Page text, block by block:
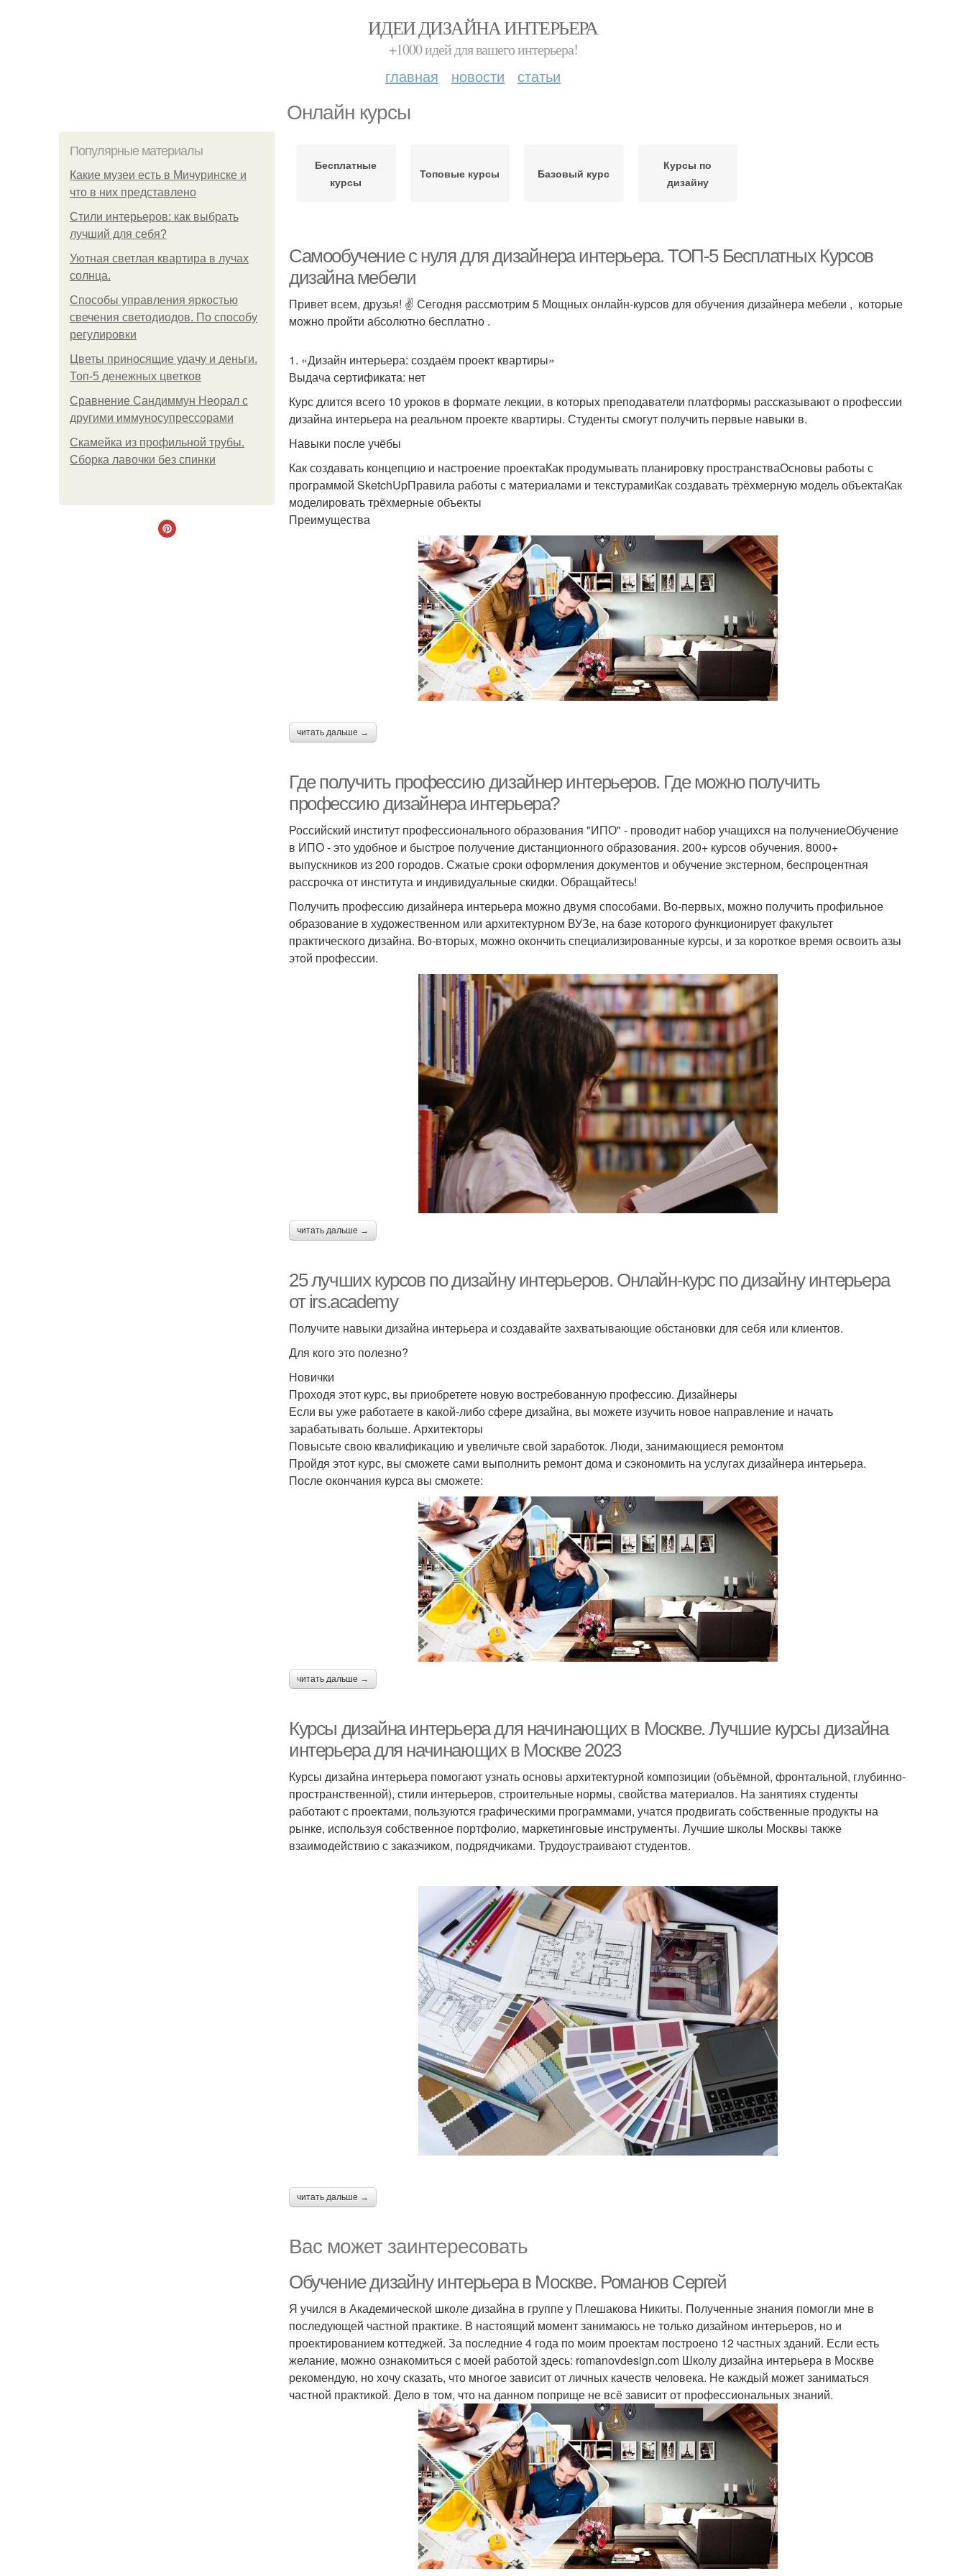
ИДЕИ ДИЗАЙНА ИНТЕРЬЕРА
+1000 идей для вашего интерьера!
главная новости статьи
Онлайн курсы
Популярные материалы
Какие музеи есть в Мичуринске и
что в них представлено
Стили интерьеров: как выбрать
лучший для себя?
Уютная светлая квартира в лучах
солнца.
Способы управления яркостью
свечения светодиодов. По способу
регулировки
Цветы приносящие удачу и деньги.
Топ-5 денежных цветков
Сравнение Сандиммун Неорал с
другими иммуносупрессорами
Скамейка из профильной трубы.
Сборка лавочки без спинки
Бесплатные
курсы
Топовые курсы Базовый курс
Курсы по
дизайну
Самообучение с нуля для дизайнера интерьера. ТОП-5 Бесплатных Курсов
дизайна мебели
Привет всем, друзья! ✌ Сегодня рассмотрим 5 Мощных онлайн-курсов для обучения дизайнера мебели , которые
можно пройти абсолютно бесплатно .
1. «Дизайн интерьера: создаём проект квартиры»
Выдача сертификата: нет
Курс длится всего 10 уроков в формате лекции, в которых преподаватели платформы рассказывают о профессии
дизайна интерьера на реальном проекте квартиры. Студенты смогут получить первые навыки в.
Навыки после учёбы
Как создавать концепцию и настроение проектаКак продумывать планировку пространстваОсновы работы с
программой SketchUpПравила работы с материалами и текстурамиКак создавать трёхмерную модель объектаКак
моделировать трёхмерные объекты
Преимущества
читать дальше →
Где получить профессию дизайнер интерьеров. Где можно получить
профессию дизайнера интерьера?
Российский институт профессионального образования "ИПО" - проводит набор учащихся на получениеОбучение
в ИПО - это удобное и быстрое получение дистанционного образования. 200+ курсов обучения. 8000+
выпускников из 200 городов. Сжатые сроки оформления документов и обучение экстерном, беспроцентная
рассрочка от института и индивидуальные скидки. Обращайтесь!
Получить профессию дизайнера интерьера можно двумя способами. Во-первых, можно получить профильное
образование в художественном или архитектурном ВУЗе, на базе которого функционирует факультет
практического дизайна. Во-вторых, можно окончить специализированные курсы, и за короткое время освоить азы
этой профессии.
читать дальше →
25 лучших курсов по дизайну интерьеров. Онлайн-курс по дизайну интерьера
от irs.academy
Получите навыки дизайна интерьера и создавайте захватывающие обстановки для себя или клиентов.
Для кого это полезно?
Новички
Проходя этот курс, вы приобретете новую востребованную профессию. Дизайнеры
Если вы уже работаете в какой-либо сфере дизайна, вы можете изучить новое направление и начать
зарабатывать больше. Архитекторы
Повысьте свою квалификацию и увеличьте свой заработок. Люди, занимающиеся ремонтом
Пройдя этот курс, вы сможете сами выполнить ремонт дома и сэкономить на услугах дизайнера интерьера.
После окончания курса вы сможете:
читать дальше →
Курсы дизайна интерьера для начинающих в Москве. Лучшие курсы дизайна
интерьера для начинающих в Москве 2023
Курсы дизайна интерьера помогают узнать основы архитектурной композиции (объёмной, фронтальной, глубинно-
пространственной), стили интерьеров, строительные нормы, свойства материалов. На занятиях студенты
работают с проектами, пользуются графическими программами, учатся продвигать собственные продукты на
рынке, используя собственное портфолио, маркетинговые инструменты. Лучшие школы Москвы также
взаимодействию с заказчиком, подрядчиками. Трудоустраивают студентов.
читать дальше →
Вас может заинтересовать
Обучение дизайну интерьера в Москве. Романов Сергей
Я учился в Академической школе дизайна в группе у Плешакова Никиты. Полученные знания помогли мне в
последующей частной практике. В настоящий момент занимаюсь не только дизайном интерьеров, но и
проектированием коттеджей. За последние 4 года по моим проектам построено 12 частных зданий. Если есть
желание, можно ознакомиться с моей работой здесь: romanovdesign.com Школу дизайна интерьера в Москве
рекомендую, но хочу сказать, что многое зависит от личных качеств человека. Не каждый может заниматься
частной практикой. Дело в том, что на данном поприще не всё зависит от профессиональных знаний.